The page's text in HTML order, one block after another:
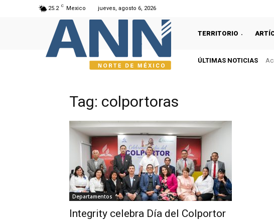
25.2 C Mexico jueves, agosto 6, 2026
TERRITORIO
ÚLTIMAS NOTICIAS
Tag: colportoras
Departamentos
Integrity celebra Día del Colportor